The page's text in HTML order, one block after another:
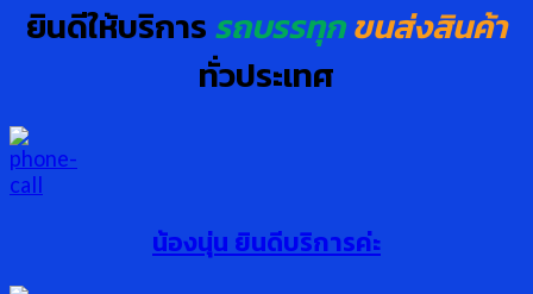
ยินดีให้บริการรถบรรทุกขนส่งสินค้า
ทั่วประเทศ
น้องนุ่น ยินดีบริการค่ะ